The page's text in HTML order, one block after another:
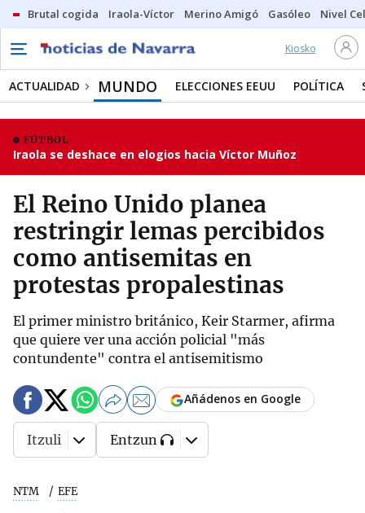
Brutal cogida Iraola-Víctor Merino Amigó Gasóleo Nivel
Kiosko
ACTUALIDAD MUNDO ELECCIONES EEUU POLÍTICA
FÚTBOL
Iraola se deshace en elogios hacia Víctor Muñoz
El Reino Unido planea
restringir lemas percibidos
como antisemitas en
protestas propalestinas
El primer ministro británico, Keir Starmer, afirma
que quiere ver una acción policial "más
contundente" contra el antisemitismo
NTM EFE
Añádenos en Google
Itzuli Entzun